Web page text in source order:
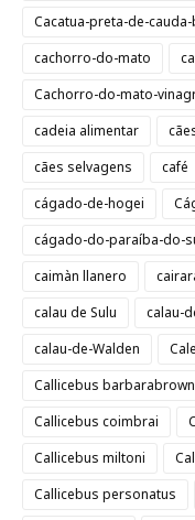
Cacatua-preta-de-
cachorro-do-mato
Cachorro-do-mato-
cadeia alimentar
cães selvagens
café
cágado-de-hogei
cágado-do-paraíba-do-
caimàn llanero
calau de Sulu
calau-
calau-de-Walden
Callicebus
Callicebus coimbrai
Callicebus miltoni
Callicebus personatus